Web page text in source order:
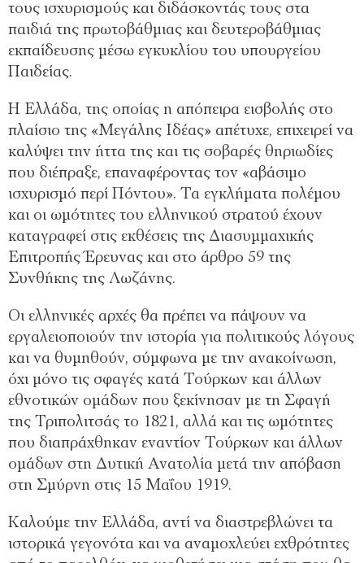
τους ισχυρισμούς και διδάσκοντάς τους στα
παιδιά της πρωτοβάθμιας και δευτεροβάθμιας
εκπαίδευσης μέσω εγκυκλίου του υπουργείου
Παιδείας.
Η Ελλάδα, της οποίας η απόπειρα εισβολής στο
πλαίσιο της «Μεγάλης Ιδέας» απέτυχε, επιχειρεί να
καλύψει την ήττα της και τις σοβαρές θηριωδίες
που διέπραξε, επαναφέροντας τον «αβάσιμο
ισχυρισμό περί Πόντου». Τα εγκλήματα πολέμου
και οι ωμότητες του ελληνικού στρατού έχουν
καταγραφεί στις εκθέσεις της Διασυμμαχικής
Επιτροπής Έρευνας και στο άρθρο 59 της
Συνθήκης της Λωζάνης.
Οι ελληνικές αρχές θα πρέπει να πάψουν να
εργαλειοποιούν την ιστορία για πολιτικούς λόγους
και να θυμηθούν, σύμφωνα με την ανακοίνωση,
όχι μόνο τις σφαγές κατά Τούρκων και άλλων
εθνοτικών ομάδων που ξεκίνησαν με τη Σφαγή
της Τριπολιτσάς το 1821, αλλά και τις ωμότητες
που διαπράχθηκαν εναντίον Τούρκων και άλλων
ομάδων στη Δυτική Ανατολία μετά την απόβαση
στη Σμύρνη στις 15 Μαΐου 1919.
Καλούμε την Ελλάδα, αντί να διαστρεβλώνει τα
ιστορικά γεγονότα και να αναμοχλεύει εχθρότητες